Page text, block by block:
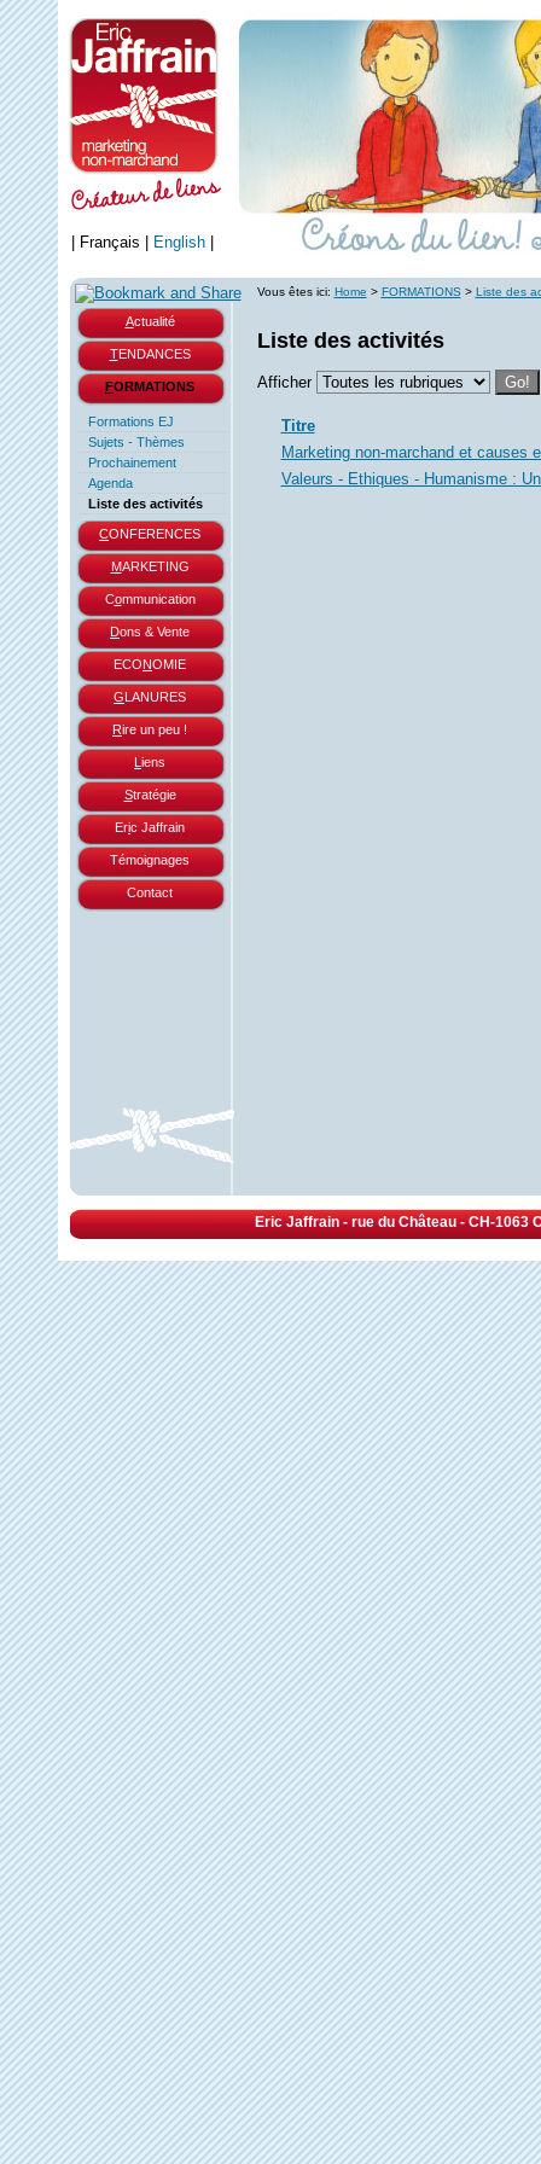
Actualité
TENDANCES
FORMATIONS
Formations EJ
Sujets - Thèmes
Prochainement
Agenda
Liste des activités
CONFERENCES
MARKETING
Communication
Dons & Vente
ECONOMIE
GLANURES
Rire un peu !
L iens
Stratégie
Eric Jaffrain
Témoignages
Contact
Vous êtes ici: Home > FORMATIONS > Liste des
Liste des activités
Afficher Go!
Titre
Marketing non-marchand et causes
Valeurs - Ethiques - Humanisme :
Français English|
Eric Jaffrain - rue du Château - CH-1063